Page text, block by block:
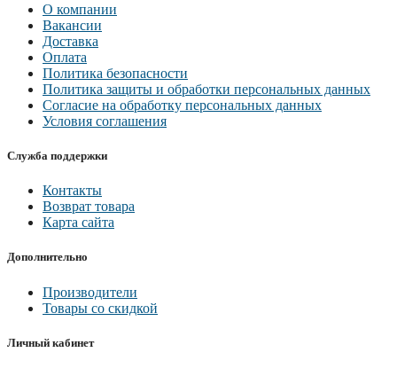
О компании
Вакансии
Доставка
Оплата
Политика безопасности
Политика защиты и обработки персональных данных
Согласие на обработку персональных данных
Условия соглашения
Служба поддержки
Контакты
Возврат товара
Карта сайта
Дополнительно
Производители
Товары со скидкой
Личный кабинет